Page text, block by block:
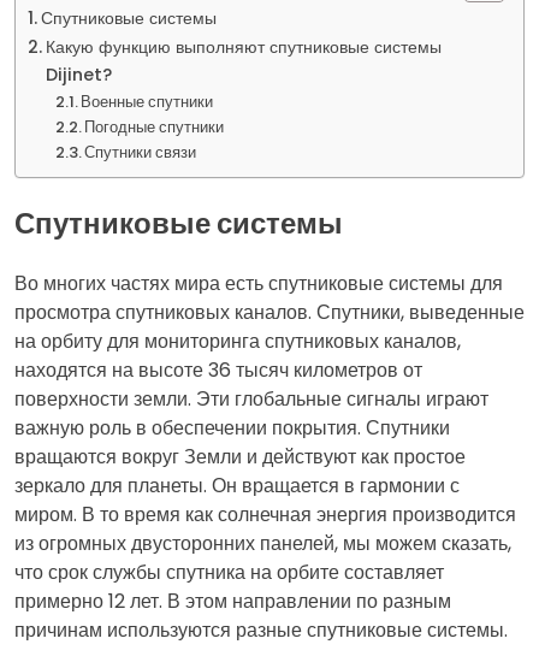
Спутниковые системы
Какую функцию выполняют спутниковые системы
Dijinet?
Военные спутники
Погодные спутники
Спутники связи
Спутниковые системы
Во многих частях мира есть спутниковые системы для
просмотра спутниковых каналов. Спутники, выведенные
на орбиту для мониторинга спутниковых каналов,
находятся на высоте 36 тысяч километров от
поверхности земли. Эти глобальные сигналы играют
важную роль в обеспечении покрытия. Спутники
вращаются вокруг Земли и действуют как простое
зеркало для планеты. Он вращается в гармонии с
миром. В то время как солнечная энергия производится
из огромных двусторонних панелей, мы можем сказать,
что срок службы спутника на орбите составляет
примерно 12 лет. В этом направлении по разным
причинам используются разные спутниковые системы.